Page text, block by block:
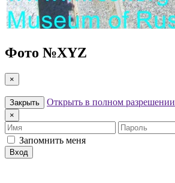
Фото №XYZ
×
Закрыть Открыть в полном разрешении
×
Имя
Пароль
Запомнить меня
Вход